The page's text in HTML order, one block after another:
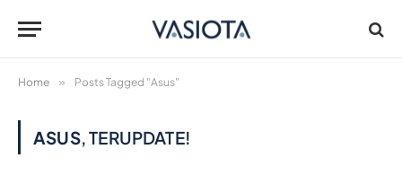
Home » Posts Tagged "Asus"
ASUS, TERUPDATE!